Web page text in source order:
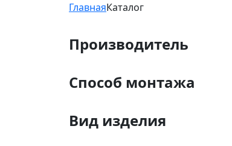
ГлавнаяКаталог
Производитель
Способ монтажа
Вид изделия